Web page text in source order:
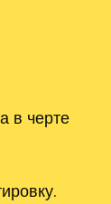
в черте